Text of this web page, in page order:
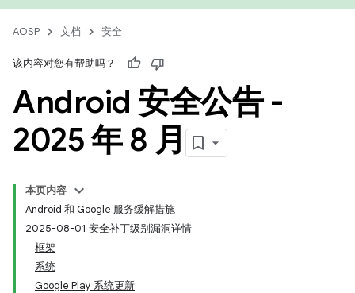
AOSP 文档 安全
该内容对您有帮助吗？
Android 安全公告 -
2025 年 8 月
本页内容
Android 和 Google 服务缓解措施
2025-08-01 安全补丁级别漏洞详情
框架
系统
Google Play 系统更新